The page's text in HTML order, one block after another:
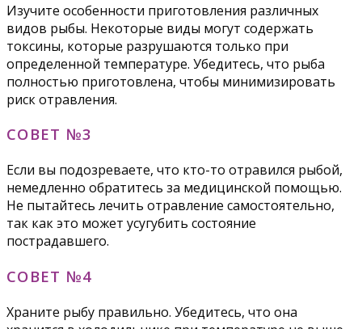
Изучите особенности приготовления различных
видов рыбы. Некоторые виды могут содержать
токсины, которые разрушаются только при
определенной температуре. Убедитесь, что рыба
полностью приготовлена, чтобы минимизировать
риск отравления.
СОВЕТ №3
Если вы подозреваете, что кто-то отравился рыбой,
немедленно обратитесь за медицинской помощью.
Не пытайтесь лечить отравление самостоятельно,
так как это может усугубить состояние
пострадавшего.
СОВЕТ №4
Храните рыбу правильно. Убедитесь, что она